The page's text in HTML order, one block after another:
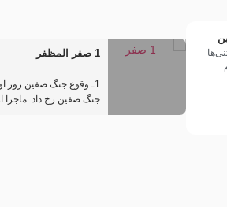
1 صفر المظفر
جنگ صفین رخ داد. ماجرا